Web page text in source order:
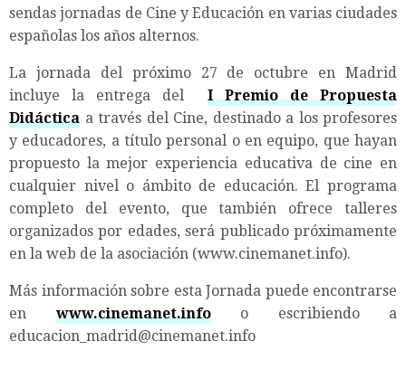
sendas jornadas de Cine y Educación en varias ciudades
españolas los años alternos.
La jornada del próximo 27 de octubre en Madrid
incluye la entrega del
I Premio de Propuesta
Didáctica a través del Cine, destinado a los profesores
y educadores, a título personal o en equipo, que hayan
propuesto la mejor experiencia educativa de cine en
cualquier nivel o ámbito de educación. El programa
completo del evento, que también ofrece talleres
organizados por edades, será publicado próximamente
en la web de la asociación (www.cinemanet.info).
Más información sobre esta Jornada puede encontrarse
en www.cinemanet.infoo escribiendo a
educacion_madrid@cinemanet.info